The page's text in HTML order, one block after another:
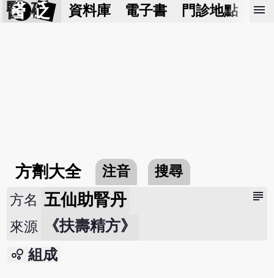
醫 砭 資料庫 電子書 門診地點 預
menu
方劑大全 注音 搜尋
subject
方名 五仙助腎丹
來源 《扶壽精方》
bubble_chart 組成